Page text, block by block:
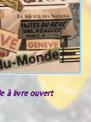
à livre ouvert